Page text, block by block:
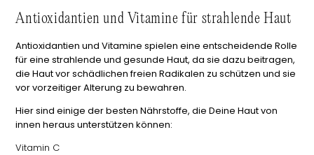
Antioxidantien und Vitamine für strahlende Haut
Antioxidantien und Vitamine spielen eine entscheidende Rolle
für eine strahlende und gesunde Haut, da sie dazu beitragen,
die Haut vor schädlichen freien Radikalen zu schützen und sie
vor vorzeitiger Alterung zu bewahren.
Hier sind einige der besten Nährstoffe, die Deine Haut von
innen heraus unterstützen können:
Vitamin C